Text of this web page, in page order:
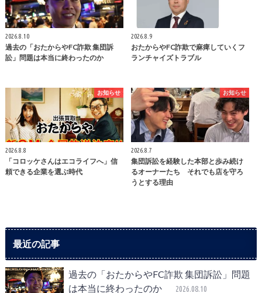
2026.8.10
過去の「おたからやFC詐欺 集団訴
訟」問題は本当に終わったのか
2026.8.9
おたからやFC詐欺で麻痺していくフ
ランチャイズトラブル
お知らせ
2026.8.8
「コロッケさんはエコライフへ」信
頼できる企業を選ぶ時代
お知らせ
2026.8.7
集団訴訟を経験した本部と歩み続け
るオーナーたち それでも店を守ろ
うとする理由
最近の記事
過去の「おたからやFC詐欺 集団訴訟」問題
は本当に終わったのか
2026.08.10